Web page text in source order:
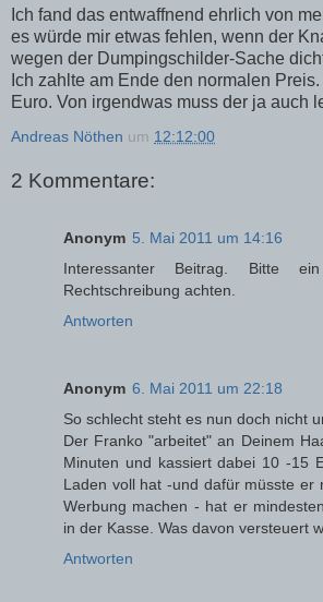
Ich fand das entwaffnend ehrlich von
es würde mir etwas fehlen, wenn der
wegen der Dumpingschilder-Sache
Ich zahlte am Ende den normalen
Euro. Von irgendwas muss der ja auch
Andreas Nöthen um 12:12:00
2 Kommentare:
Anonym 5. Mai 2011 um 14:16
Interessanter Beitrag. Bitte
Rechtschreibung achten.
Antworten
Anonym 6. Mai 2011 um 22:18
So schlecht steht es nun doch nicht
Der Franko "arbeitet" an Deinem
Minuten und kassiert dabei 10 -15
Laden voll hat -und dafür müsste er
Werbung machen - hat er
in der Kasse. Was davon versteuert
Antworten